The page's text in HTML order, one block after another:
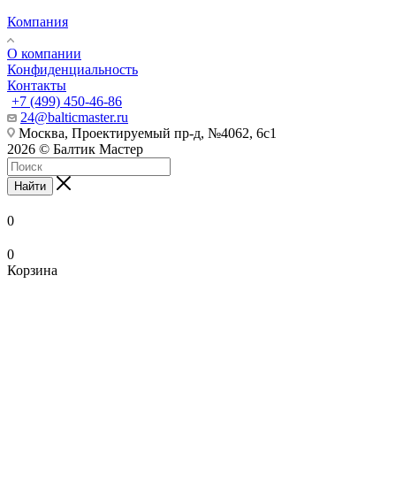
Компания
О компании
Конфиденциальность
Контакты
+7 (499) 450-46-86
24@balticmaster.ru
Москва, Проектируемый пр-д, №4062, 6с1
2026 © Балтик Мастер
Найти
0
0
Корзина